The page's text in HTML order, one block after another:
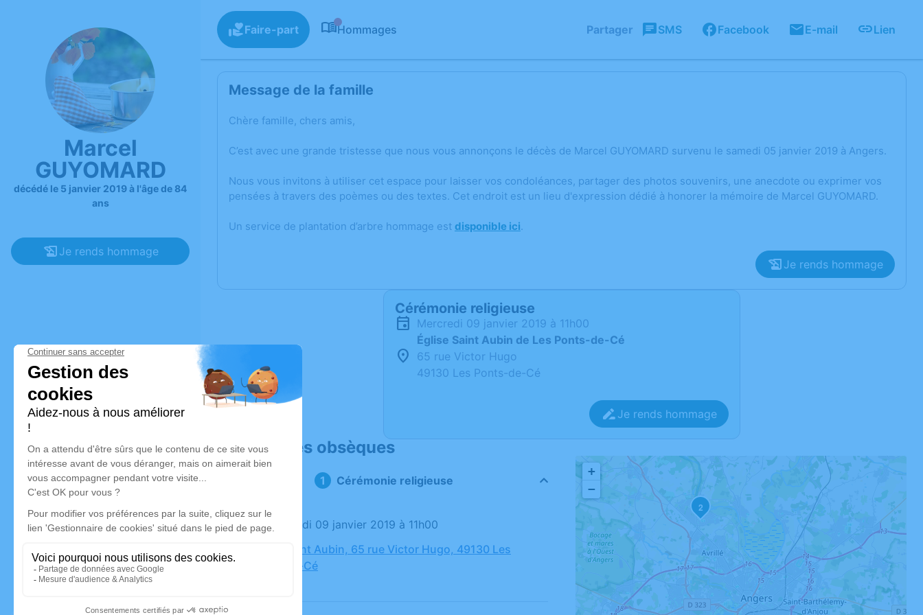
Marcel
GUYOMARD
décédé le 5 janvier 2019 à l'âge de 84
ans
Je rends hommage
Faire-part Hommages Partager SMS Facebook E-mail Lien
Message de la famille
Chère famille, chers amis,
C’est avec une grande tristesse que nous vous annonçons le décès de Marcel GUYOMARD survenu le samedi 05 janvier 2019 à Angers.
Nous vous invitons à utiliser cet espace pour laisser vos condoléances, partager des photos souvenirs, une anecdote ou exprimer vos
pensées à travers des poèmes ou des textes. Cet endroit est un lieu d'expression dédié à honorer la mémoire de Marcel GUYOMARD.
Un service de plantation d’arbre hommage est disponible ici.
Je rends hommage
Cérémonie religieuse
mercredi 09 janvier 2019 à 11h00
Église Saint Aubin de Les Ponts-de-Cé
65 rue Victor Hugo
49130 Les Ponts-de-Cé
Je rends hommage
Déroulé des obsèques
Cérémonie religieuse
Le mercredi 09 janvier 2019 à 11h00
Église Saint Aubin, 65 rue Victor Hugo, 49130 Les
Ponts-de-Cé
2
+
−